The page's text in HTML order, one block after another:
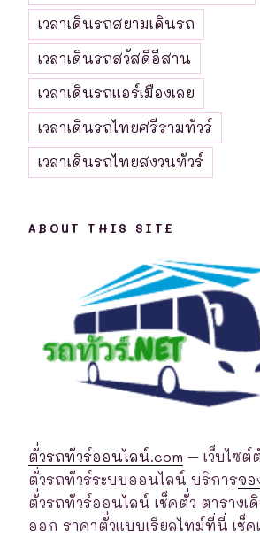
เวลาเดินรถสยามเดินรถ
เวลาเดินรถสวัสดีอีสาน
เวลาเดินรถแอร์เมืองเลย
เวลาเดินรถไทยศรีรามทัวร์
เวลาเดินรถไทยสงวนทัวร์
ABOUT THIS SITE
ตั๋วรถทัวร์ออนไลน์.com – เว็บไซ
ตั่วรถทัวร์ระบบออนไลน์ บริการจอ
ตั๋วรถทัวร์ออนไลน์ เช็คตั๋ว ตารางเ
ออก ราคาตั๋วแบบเรียลไทม์ที่นี่ เช็ค